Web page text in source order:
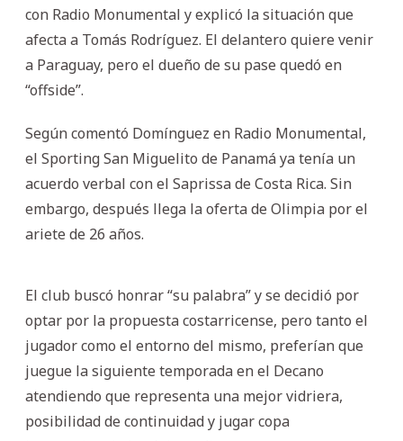
con Radio Monumental y explicó la situación que
afecta a Tomás Rodríguez. El delantero quiere venir
a Paraguay, pero el dueño de su pase quedó en
“offside”.
Según comentó Domínguez en Radio Monumental,
el Sporting San Miguelito de Panamá ya tenía un
acuerdo verbal con el Saprissa de Costa Rica. Sin
embargo, después llega la oferta de Olimpia por el
ariete de 26 años.
El club buscó honrar “su palabra” y se decidió por
optar por la propuesta costarricense, pero tanto el
jugador como el entorno del mismo, preferían que
juegue la siguiente temporada en el Decano
atendiendo que representa una mejor vidriera,
posibilidad de continuidad y jugar copa